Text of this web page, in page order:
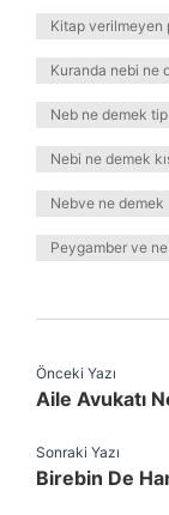
Kitap verilmeyen
Kuranda nebi ne
Neb ne demek tip
Nebi ne demek
Nebve ne demek
Peygamber ve
Önceki Yazı
Aile Avukatı
Sonraki Yazı
Birebin De